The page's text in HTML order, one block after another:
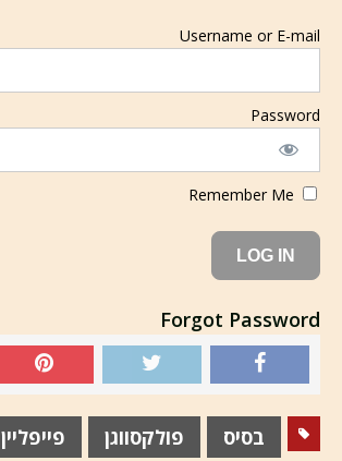
Username or E-mail
Password
Forgot Password
בסיס פולקסווגן פייפליין